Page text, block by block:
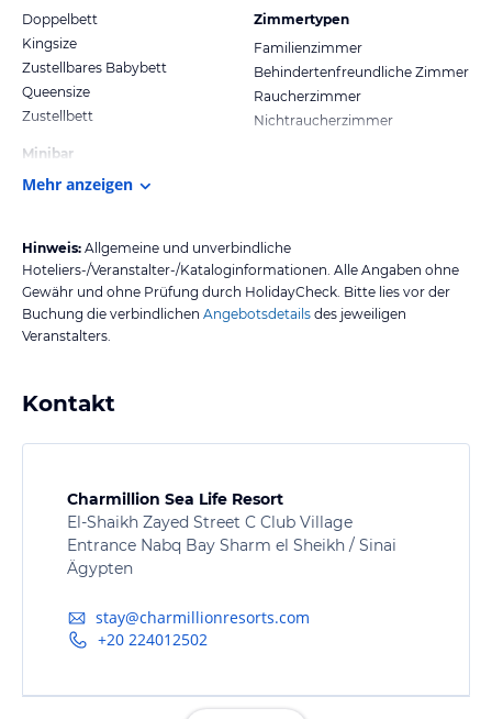
Doppelbett
Kingsize
Zustellbares Babybett
Queensize
Zustellbett
Minibar
Zimmertypen
Familienzimmer
Behindertenfreundliche Zimmer
Raucherzimmer
Nichtraucherzimmer
Mehr anzeigen
Hinweis: Allgemeine und unverbindliche
Hoteliers-/Veranstalter-/Kataloginformationen. Alle Angaben ohne
Gewähr und ohne Prüfung durch HolidayCheck. Bitte lies vor der
Buchung die verbindlichen Angebotsdetails des jeweiligen
Veranstalters.
Kontakt
Charmillion Sea Life Resort
El-Shaikh Zayed Street C Club Village
Entrance Nabq Bay Sharm el Sheikh / Sinai
Ägypten
stay@charmillionresorts.com
+20 224012502